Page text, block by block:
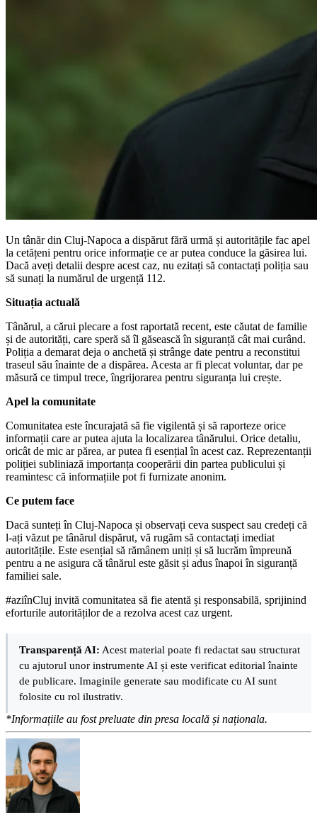
Un tânăr din Cluj-Napoca a dispărut fără urmă și autoritățile fac apel
la cetățeni pentru orice informație ce ar putea conduce la găsirea lui.
Dacă aveți detalii despre acest caz, nu ezitați să contactați poliția sau
să sunați la numărul de urgență 112.
Situația actuală
Tânărul, a cărui plecare a fost raportată recent, este căutat de familie
și de autorități, care speră să îl găsească în siguranță cât mai curând.
Poliția a demarat deja o anchetă și strânge date pentru a reconstitui
traseul său înainte de a dispărea. Acesta ar fi plecat voluntar, dar pe
măsură ce timpul trece, îngrijorarea pentru siguranța lui crește.
Apel la comunitate
Comunitatea este încurajată să fie vigilentă și să raporteze orice
informații care ar putea ajuta la localizarea tânărului. Orice detaliu,
oricât de mic ar părea, ar putea fi esențial în acest caz. Reprezentanții
poliției subliniază importanța cooperării din partea publicului și
reamintesc că informațiile pot fi furnizate anonim.
Ce putem face
Dacă sunteți în Cluj-Napoca și observați ceva suspect sau credeți că
l-ați văzut pe tânărul dispărut, vă rugăm să contactați imediat
autoritățile. Este esențial să rămânem uniți și să lucrăm împreună
pentru a ne asigura că tânărul este găsit și adus înapoi în siguranță
familiei sale.
#aziînCluj invită comunitatea să fie atentă și responsabilă, sprijinind
eforturile autorităților de a rezolva acest caz urgent.
Transparență AI: Acest material poate fi redactat sau structurat
cu ajutorul unor instrumente AI și este verificat editorial înainte
de publicare. Imaginile generate sau modificate cu AI sunt
folosite cu rol ilustrativ.
*Informațiile au fost preluate din presa locală și naționala.